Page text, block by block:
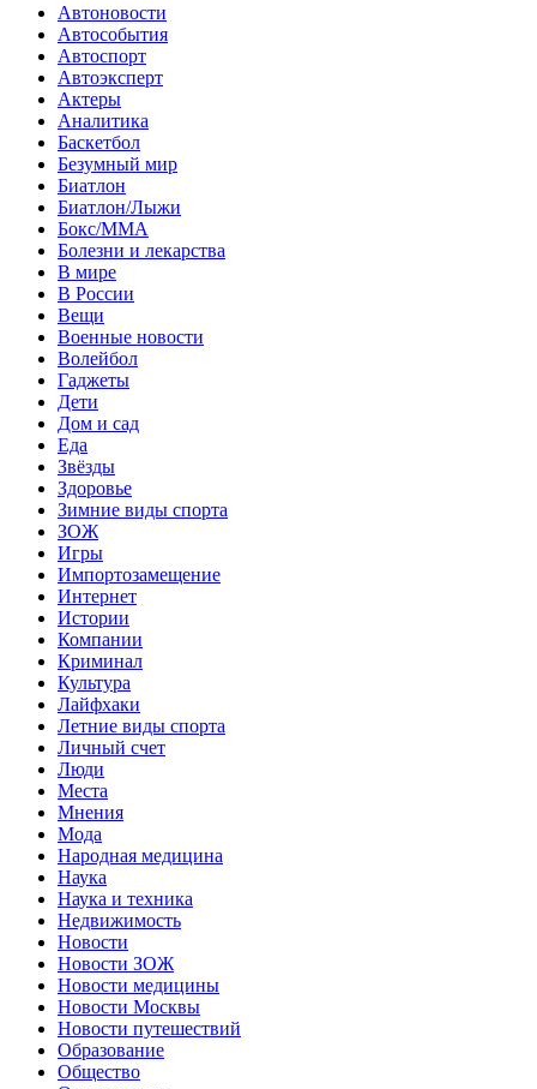
Автоновости
Автособытия
Автоспорт
Автоэксперт
Актеры
Аналитика
Баскетбол
Безумный мир
Биатлон
Биатлон/Лыжи
Бокс/MMA
Болезни и лекарства
В мире
В России
Вещи
Военные новости
Волейбол
Гаджеты
Дети
Дом и сад
Еда
Звёзды
Здоровье
Зимние виды спорта
ЗОЖ
Игры
Импортозамещение
Интернет
Истории
Компании
Криминал
Культура
Лайфхаки
Летние виды спорта
Личный счет
Люди
Места
Мнения
Мода
Народная медицина
Наука
Наука и техника
Недвижимость
Новости
Новости ЗОЖ
Новости медицины
Новости Москвы
Новости путешествий
Образование
Общество